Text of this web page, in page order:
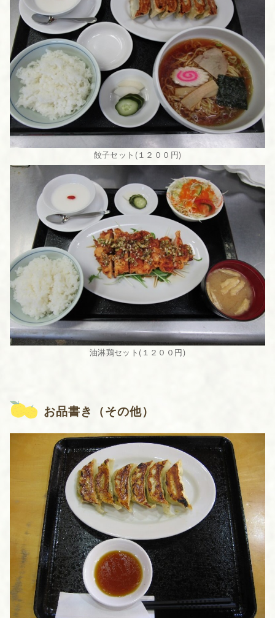
餃子セット(１２００円)
油淋鶏セット(１２００円)
お品書き（その他）